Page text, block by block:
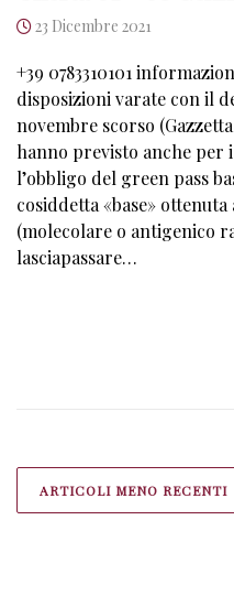
23 Dicembre 2021
+39 0783310101
disposizioni varate con il
novembre scorso
hanno previsto anche
l’obbligo del green pass
cosiddetta «base»
(molecolare o antigenico
lasciapassare…
Navigazione
articoli
ARTICOLI MENO RECENTI